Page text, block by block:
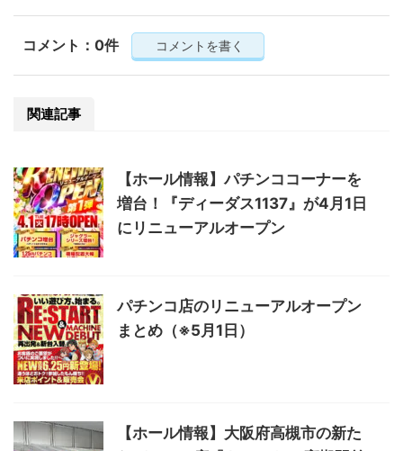
コメント：0件 コメントを書く
関連記事
【ホール情報】パチンココーナーを
増台！『ディーダス1137』が4月1日
にリニューアルオープン
パチンコ店のリニューアルオープン
まとめ（※5月1日）
【ホール情報】大阪府高槻市の新た